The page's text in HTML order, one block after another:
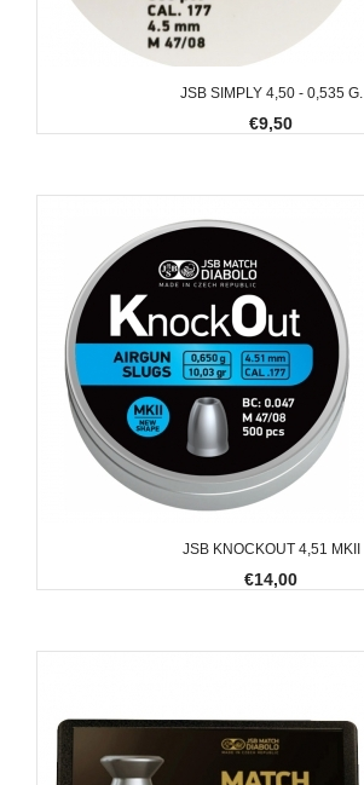
JSB SIMPLY 4,50 - 0,535 G.
€9,50
JSB KNOCKOUT 4,51 MKII
€14,00